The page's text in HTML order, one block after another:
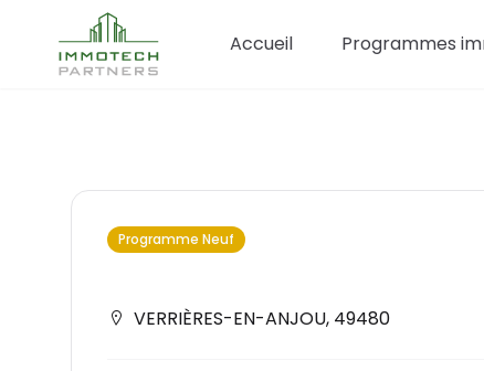
Accueil Programmes
Programme Neuf
VERRIÈRES-EN-ANJOU, 49480